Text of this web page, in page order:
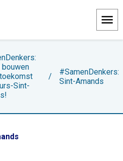
bouwen
Sint-
/
#SamenDenkers:
Sint-Amands